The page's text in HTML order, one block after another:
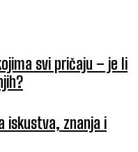
svi pričaju – je li
iskustva, znanja i